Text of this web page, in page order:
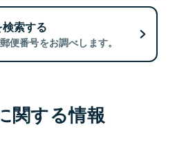
索する
便番号をお調べします。
関する情報